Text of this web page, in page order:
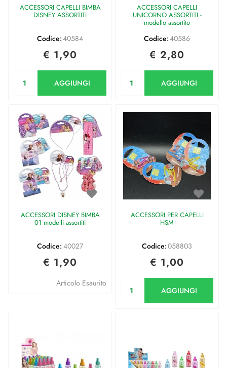
ACCESSORI CAPELLI BIMBA
DISNEY ASSORTITI
Codice:40584
€ 1,90
AGGIUNGI
ACCESSORI CAPELLI
UNICORNO ASSORTITI -
modello assortito
Codice:40586
€ 2,80
AGGIUNGI
ACCESSORI DISNEY BIMBA
01 modelli assortiti
Codice: 40027
€ 1,90
Articolo Esaurito
ACCESSORI PER CAPELLI
HSM
Codice:058803
€ 1,00
AGGIUNGI